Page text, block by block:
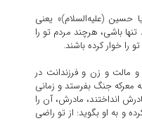
حسین (علیه‌السلام)» یعنی
باشی، هرچند مردم تو را
را خوار کرده باشند.
مالت و زن و فرزندانت در
معرکه جنگ بفرستد و زمانی
انداختند، مادرش، آن را
و به او بگوید: از تو راضی